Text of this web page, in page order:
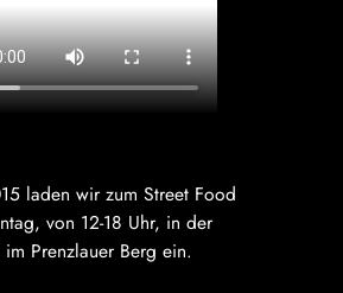
laden wir zum Street Food
von 12-18 Uhr, in der
im Prenzlauer Berg ein.